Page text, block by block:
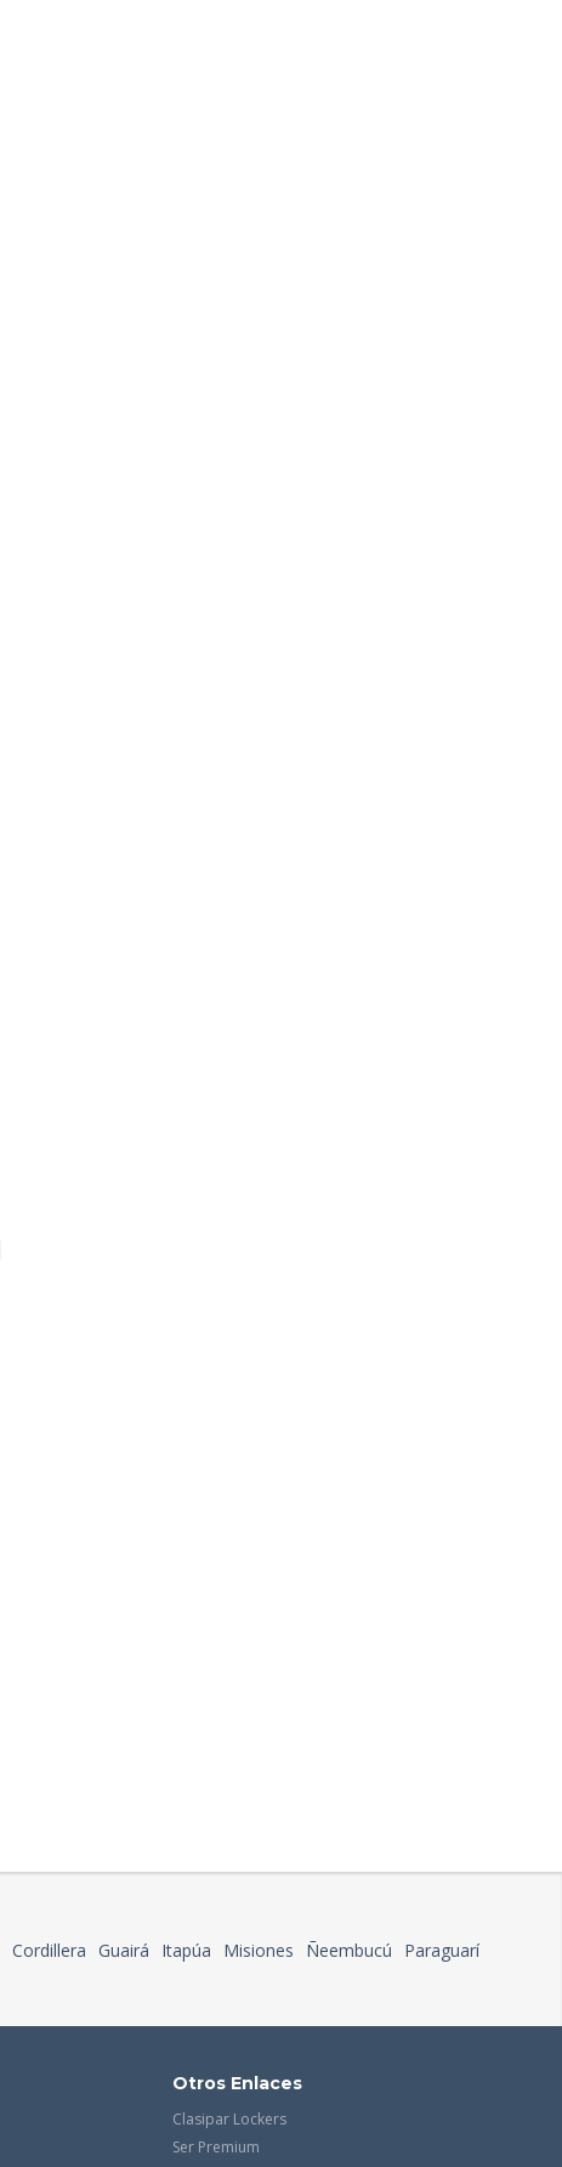
Cordillera Guairá Itapúa Misiones Ñeembucú
Paraguarí
Otros Enlaces
Clasipar Lockers
Ser Premium